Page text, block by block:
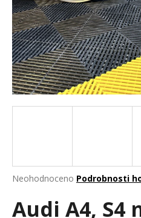
Průměrné
produktu
je
Neohodnoceno Podrobnosti
Audi A4, S4
a
j
í
t
?
o